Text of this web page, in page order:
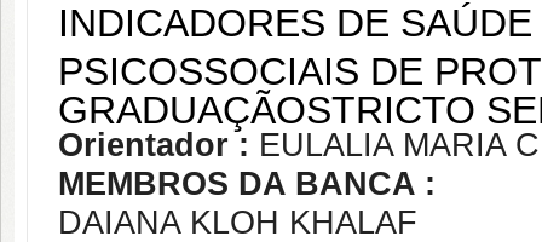
INDICADORES DE
PSICOSSOCIAIS DE
GRADUAÇÃOSTRICTO
Orientador : EULALIA MARIA
MEMBROS DA BANCA :
DAIANA KLOH KHALAF